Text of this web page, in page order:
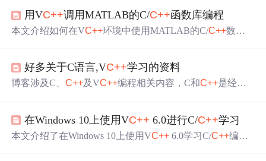
工程。两者在包含目录上的设置有相似之处，但作用范围
不同。VS2010以后，VC++Directories也只影响单个工程。
用VC++调用MATLAB的C/C++函数库编程
本文介绍如何在VC++环境中使用MATLAB的C/C++数学
问题。
好多关于C语言,VC++学习的资料
博客涉及C、C++及VC++编程相关内容，C和C++是经典
在Windows 10上使用VC++ 6.0进行C/C++学习
本文介绍了在Windows 10上使用VC++ 6.0学习C/C++编程